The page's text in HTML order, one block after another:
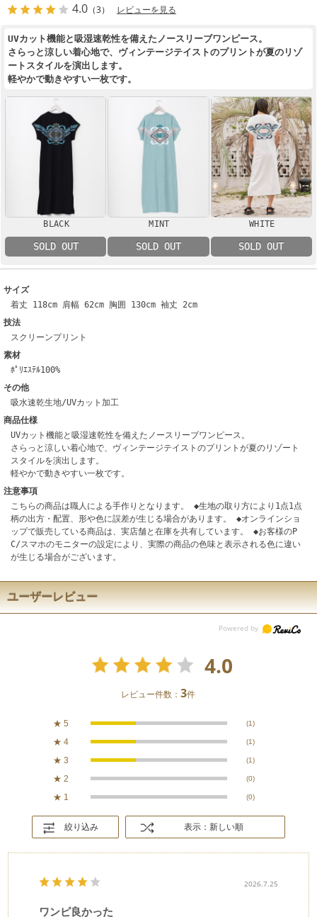
4.0 （3） レビューを見る
UVカット機能と吸湿速乾性を備えたノースリーブワンピース。
さらっと涼しい着心地で、ヴィンテージテイストのプリントが夏のリゾ
ートスタイルを演出します。
軽やかで動きやすい一枚です。
BLACK
SOLD OUT
MINT
SOLD OUT
WHITE
SOLD OUT
サイズ
着丈 118cm 肩幅 62cm 胸囲 130cm 袖丈 2cm
技法
スクリーンプリント
素材
ﾎﾟﾘｴｽﾃﾙ100%
その他
吸水速乾生地/UVカット加工
商品仕様
UVカット機能と吸湿速乾性を備えたノースリーブワンピース。
さらっと涼しい着心地で、ヴィンテージテイストのプリントが夏のリゾート
スタイルを演出します。
軽やかで動きやすい一枚です。
注意事項
こちらの商品は職人による手作りとなります。 ◆生地の取り方により1点1点
柄の出方・配置、形や色に誤差が生じる場合があります。 ◆オンラインショ
ップで販売している商品は、実店舗と在庫を共有しています。 ◆お客様のP
C/スマホのモニターの設定により、実際の商品の色味と表示される色に違い
が生じる場合がございます。
ユーザーレビュー
4.0
レビュー件数：3件
★ 5 (1)
★ 4 (1)
★ 3 (1)
★ 2 (0)
★ 1 (0)
絞り込み 表示：新しい順
2026.7.25
ワンピ良かった